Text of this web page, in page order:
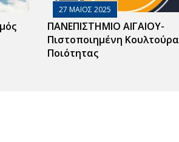
27 ΜΑΙΟΣ 2025
ΠΑΝΕΠΙΣΤΗΜΙΟ ΑΙΓΑΙΟΥ-
Πιστοποιημένη Κουλτούρα
Ποιότητας